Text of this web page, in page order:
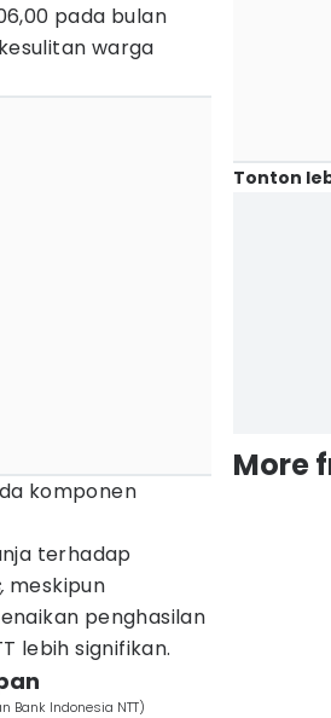
pada bulan
warga
komponen
terhadap
meskipun
penghasilan
lebih signifikan.
Bank Indonesia NTT)
Tonton
More